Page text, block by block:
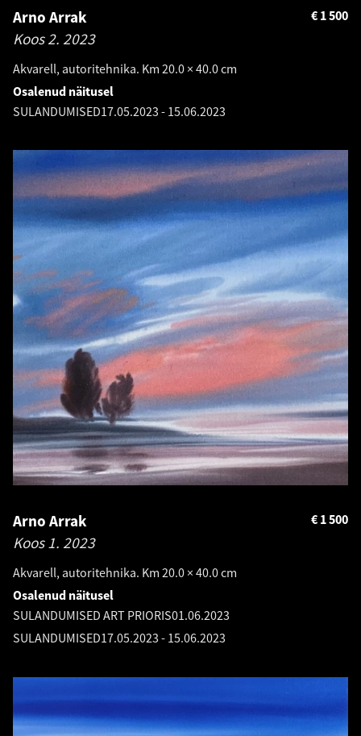
Arno Arrak
Koos 2. 2023
Akvarell, autoritehnika. Km 20.0 × 40.0 cm
1 500
€
Osalenud näitusel
SULANDUMISED17.05.2023 - 15.06.2023
Arno Arrak
Koos 1. 2023
Akvarell, autoritehnika. Km 20.0 × 40.0 cm
1 500
€
Osalenud näitusel
SULANDUMISED ART PRIORIS01.06.2023
SULANDUMISED17.05.2023 - 15.06.2023